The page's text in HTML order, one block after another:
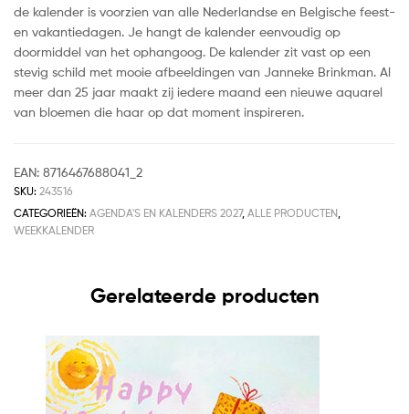
de kalender is voorzien van alle Nederlandse en Belgische feest-
en vakantiedagen. Je hangt de kalender eenvoudig op
doormiddel van het ophangoog. De kalender zit vast op een
stevig schild met mooie afbeeldingen van Janneke Brinkman. Al
meer dan 25 jaar maakt zij iedere maand een nieuwe aquarel
van bloemen die haar op dat moment inspireren.
EAN: 8716467688041_2
SKU: 243516
CATEGORIEËN: AGENDA'S EN KALENDERS 2027, ALLE PRODUCTEN
WEEKKALENDER
Gerelateerde producten